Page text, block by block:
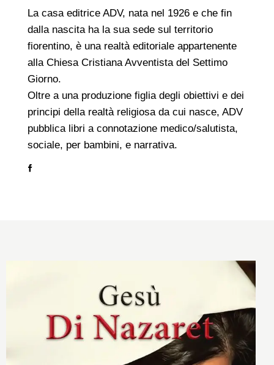
La casa editrice ADV, nata nel 1926 e che fin
dalla nascita ha la sua sede sul territorio
fiorentino, è una realtà editoriale appartenente
alla Chiesa Cristiana Avventista del Settimo
Giorno.
Oltre a una produzione figlia degli obiettivi e dei
principi della realtà religiosa da cui nasce, ADV
pubblica libri a connotazione medico/salutista,
sociale, per bambini, e narrativa.